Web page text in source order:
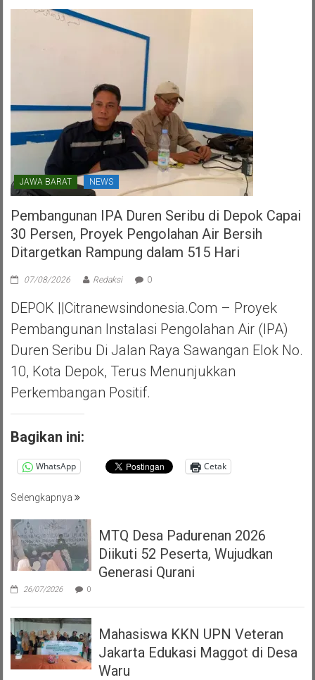
JAWA BARAT NEWS
Pembangunan IPA Duren Seribu di Depok Capai
30 Persen, Proyek Pengolahan Air Bersih
Ditargetkan Rampung dalam 515 Hari
07/08/2026 Redaksi 0
DEPOK ||Citranewsindonesia.com – Proyek
Pembangunan Instalasi Pengolahan Air (IPA)
Duren Seribu Di Jalan Raya Sawangan Elok No.
10, Kota Depok, Terus Menunjukkan
Perkembangan Positif.
Bagikan ini:
WhatsApp Cetak
Selengkapnya
MTQ Desa Padurenan 2026
Diikuti 52 Peserta, Wujudkan
Generasi Qurani
26/07/2026 0
Mahasiswa KKN UPN Veteran
Jakarta Edukasi Maggot di Desa
Waru